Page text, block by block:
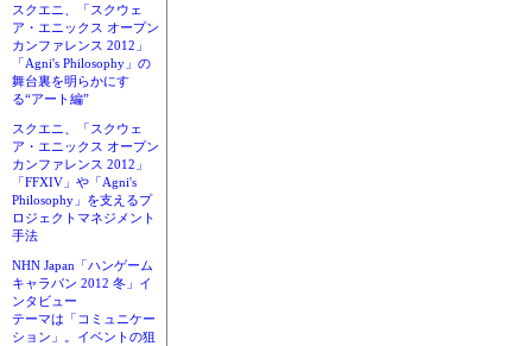
スクエニ、「スクウェ
ア・エニックス オープン
カンファレンス 2012」
「Agni's Philosophy」の
舞台裏を明らかにす
る“アート編”
スクエニ、「スクウェ
ア・エニックス オープン
カンファレンス 2012」
「FFXIV」や「Agni's
Philosophy」を支えるプ
ロジェクトマネジメント
手法
NHN Japan「ハンゲーム
キャラバン 2012 冬」イ
ンタビュー
テーマは「コミュニケー
ション」。イベントの狙